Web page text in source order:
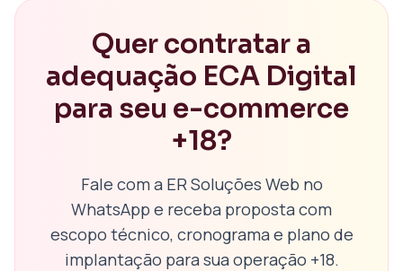
Quer contratar a
adequação ECA Digital
para seu e-commerce
+18?
Fale com a ER Soluções Web no
WhatsApp e receba proposta com
escopo técnico, cronograma e plano de
implantação para sua operação +18.